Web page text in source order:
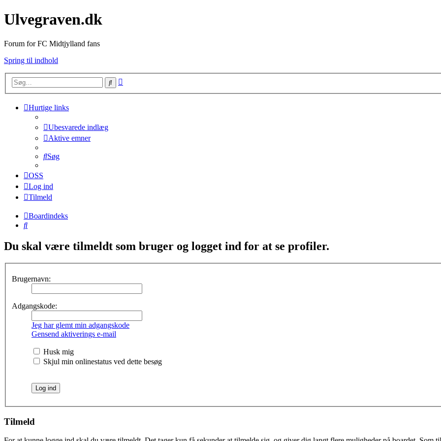
Ulvegraven.dk
Forum for FC Midtjylland fans
Spring til indhold
Søg
Hurtige links
Ubesvarede indlæg
Aktive emner
Søg
OSS
Log ind
Tilmeld
Boardindeks
Søg
Du skal være tilmeldt som bruger og logget ind for at se profiler.
Brugernavn:
Adgangskode:
Jeg har glemt min adgangskode
Gensend aktiverings e-mail
Husk mig
Skjul min onlinestatus ved dette besøg
Tilmeld